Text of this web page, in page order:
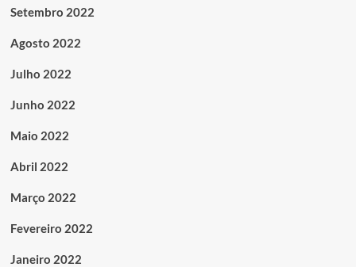
Setembro 2022
Agosto 2022
Julho 2022
Junho 2022
Maio 2022
Abril 2022
Março 2022
Fevereiro 2022
Janeiro 2022